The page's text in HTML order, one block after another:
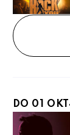
DO 01 OKT